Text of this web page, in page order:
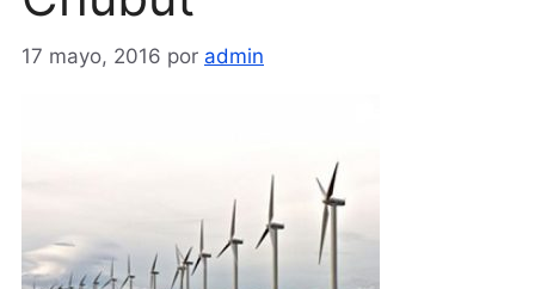
17 mayo, 2016 por admin